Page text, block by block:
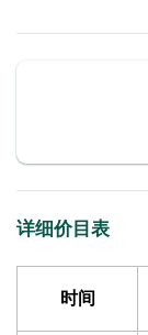
详细价目表
时间